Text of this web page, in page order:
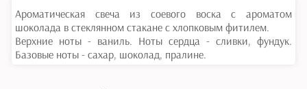
Ароматическая свеча из соевого воска с ароматом
шоколада в стеклянном стакане с хлопковым фитилем.
Верхние ноты - ваниль. Ноты сердца - сливки, фундук.
Базовые ноты - сахар, шоколад, пралине.